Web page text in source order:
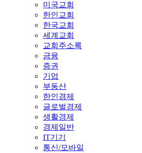
미국교회
한인교회
한국교회
세계교회
교회주소록
금융
증권
기업
부동산
한인경제
글로벌경제
생활경제
경제일반
IT기기
통신/모바일